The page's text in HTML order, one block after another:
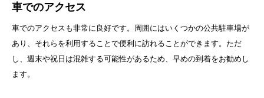
車でのアクセス
車でのアクセスも非常に良好です。周囲にはいくつかの公共駐車場が
あり、それらを利用することで便利に訪れることができます。ただ
し、週末や祝日は混雑する可能性があるため、早めの到着をお勧めし
ます。